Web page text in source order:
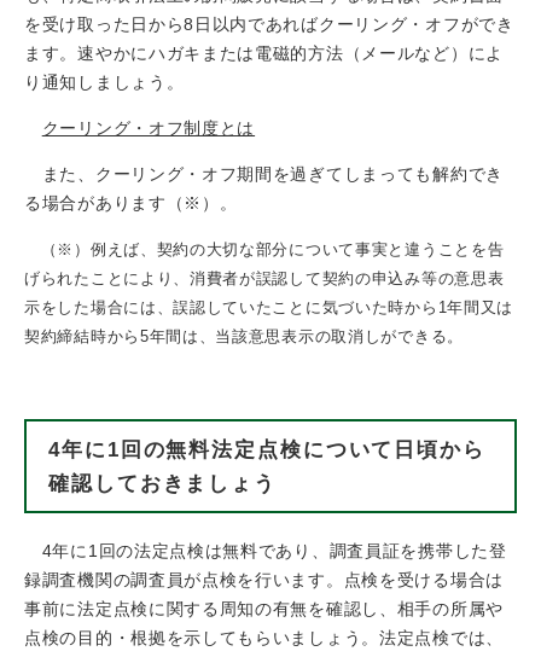
を受け取った日から8日以内であればクーリング・オフができ
ます。速やかにハガキまたは電磁的方法（メールなど）によ
り通知しましょう。
クーリング・オフ制度とは
また、クーリング・オフ期間を過ぎてしまっても解約でき
る場合があります（※）。
（※）例えば、契約の大切な部分について事実と違うことを告
げられたことにより、消費者が誤認して契約の申込み等の意思表
示をした場合には、誤認していたことに気づいた時から1年間又は
契約締結時から5年間は、当該意思表示の取消しができる。
4年に1回の無料法定点検について日頃から
確認しておきましょう
4年に1回の法定点検は無料であり、調査員証を携帯した登
録調査機関の調査員が点検を行います。点検を受ける場合は
事前に法定点検に関する周知の有無を確認し、相手の所属や
点検の目的・根拠を示してもらいましょう。法定点検では、